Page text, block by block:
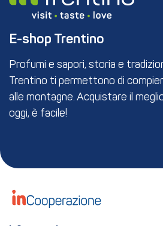
E-shop Trentino
Profumi e sapori, storia e
Trentino ti permettono di
alle montagne. Acquistare il
oggi, è facile!